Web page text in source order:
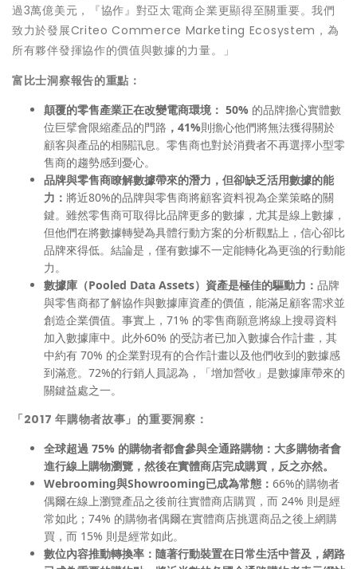
過3萬億美元，『協作』對亞太電商企業更顯得至關重要。我們
致力於發展Criteo Commerce Marketing Ecosystem，為
所有夥伴發揮協作的價值與數據的力量。」
富比士洞察報告的重點：
顛覆的零售產業正在改變電商環境 ： 50% 的品牌擔心實體數
位巨擘會限縮產品的門路 ， 41%則擔心他們將無法獲得關於
顧客與產品的相關訊息。零售商也對於消費者不再選擇小型零
售商的趨勢感到憂心。
品牌與零售商瞭解數據帶來的潛力，但卻缺乏活用數據的能
力： 將近80%的品牌與零售商將顧客資料視為企業策略的關
鍵。雖然零售商可取得比品牌更多的數據，尤其是線上數據，
但他們在將數據轉變為具體行動方案的分析觀點上，信心卻比
品牌來得低。結論是，僅有數據不一定能轉化為更強的行動能
力。
數據庫（Pooled Data Assets）資產是極佳的驅動力： 品牌
與零售商都了解協作與數據庫資產的價值，能滿足顧客需求並
創造企業價值。事實上，71% 的零售商願意將線上搜尋資料
加入數據庫中。此外60% 的受訪者已加入數據合作計畫，其
中約有 70% 的企業對現有的合作計畫以及他們收到的數據感
到滿意。72%的行銷人員認為，「增加營收」是數據庫帶來的
關鍵益處之一。
「2017年購物者故事」的重要洞察：
全球超過 75% 的購物者都會參與全通路購物： 大多購物者會
進行線上購物瀏覽，然後在實體商店完成購買，反之亦然。
Webrooming與Showrooming已成為常態： 66%的購物者
偶爾在線上瀏覽產品之後前往實體商店購買，而 24% 則是經
常如此；74% 的購物者偶爾在實體商店挑選商品之後上網購
買，而 15% 則是經常如此。
數位內容推動轉換率： 隨著行動裝置在日常生活中普及，網路